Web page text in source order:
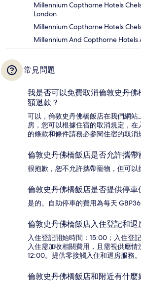
Millennium Copthorne Hotels
London
Millennium Copthorne Hotels
Millennium And Copthorne Hotels
常見問題
我是否可以免費取消倫敦史丹
額退款？
可以，倫敦史丹佛橋飯店在我們網站
房，您可以根據住宿的取消規定，
的條款和條件請務必參閱住宿的取消
倫敦史丹佛橋飯店是否允許攜帶
很抱歉，恕不允許攜帶寵物，但可以
倫敦史丹佛橋飯店是否提供停車
是的。自助停車的費用為每天 GBP36
倫敦史丹佛橋飯店入住登記和退
入住登記開始時間：15:00；入住登
入住需加收相關費用，且需視供應情
12:00。提供零接觸入住和退房服務。
倫敦史丹佛橋飯店和附近有什麼